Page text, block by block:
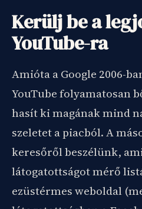
Kerülj be a
YouTube-ra
Amióta a Google 2006-
YouTube folyamatosan
hasít ki magának mind
szeletet a piacból. A
keresőről beszélünk,
látogatottságot mérő
ezüstérmes weboldal